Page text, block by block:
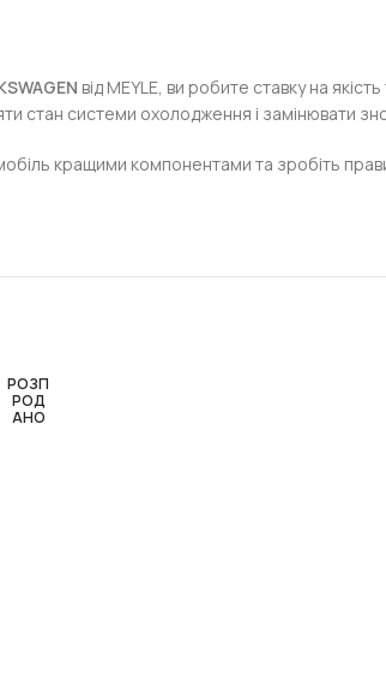
від MEYLE, ви робите ставку на
стан системи охолодження і замінювати
кращими компонентами та зробіть
РОЗП
РОД
АНО